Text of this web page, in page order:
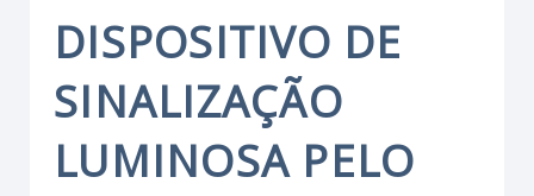
DISPOSITIVO DE
SINALIZAÇÃO
LUMINOSA PELO